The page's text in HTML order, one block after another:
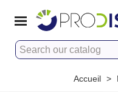
Accueil >